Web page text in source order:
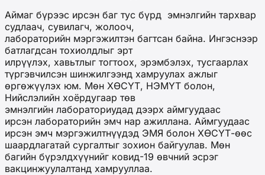
Аймаг бүрээс ирсэн баг тус бүрд эмнэлгийн тархвар
судлаач, сувилагч, жолооч,
лабораторийн мэргэжилтэн багтсан байна. Ингэснээр
батлагдсан тохиолдлыг эрт
илрүүлэх, хавьтлыг тогтоох, эрэмбэлэх, тусгаарлах
түргэвчилсэн шинжилгээнд хамруулах ажлыг
өргөжүүлэх юм. Мөн ХӨСҮТ, НЭМҮТ болон,
Нийслэлийн хоёрдугаар төв
эмнэлгийн лабораториудад дээрх аймгуудаас
ирсэн лабораторийн эмч нар ажиллана. Аймгуудаас
ирсэн эмч мэргэжилтнүүдэд ЭМЯ болон ХӨСҮТ-өөс
шаардлагатай сургалтыг зохион байгуулав. Мөн
багийн бүрэлдхүүнийг ковид-19 өвчний эсрэг
вакцинжуулалтанд хамрууллаа.